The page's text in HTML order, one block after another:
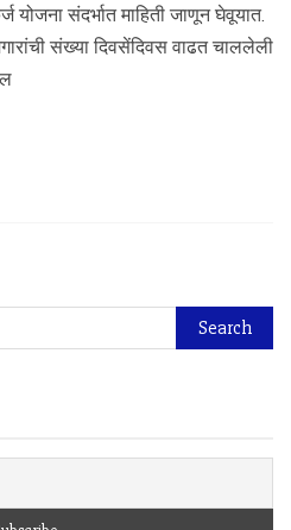
योजना संदर्भात माहिती जाणून घेवूयात.
संख्या दिवसेंदिवस वाढत चाललेली